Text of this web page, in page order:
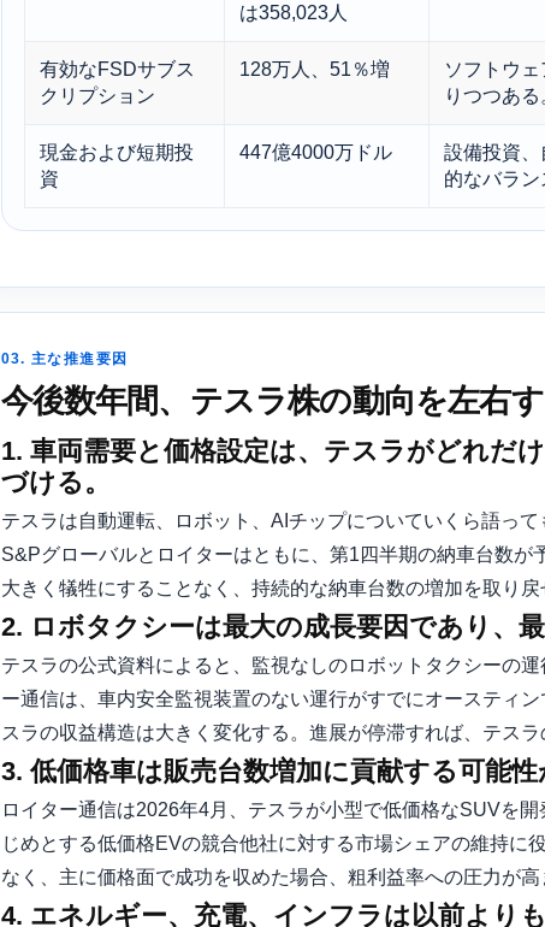
は358,023人
有効なFSDサブス
クリプション
128万人、51％増
ソフトウ
りつつある
現金および短期投
資
447億4000万ドル
設備投資
的なバラン
03. 主な推進要因
今後数年間、テスラ株の動向を左右
1. 車両需要と価格設定は、テスラがどれだ
づける。
テスラは自動運転、ロボット、AIチップについていくら語っ
S&Pグローバルとロイターはともに、第1四半期の納車台数
大きく犠牲にすることなく、持続的な納車台数の増加を取り
2. ロボタクシーは最大の成長要因であり、
テスラの公式資料によると、監視なしのロボットタクシーの
ー通信は、車内安全監視装置のない運行がすでにオースティ
スラの収益構造は大きく変化する。進展が停滞すれば、テス
3. 低価格車は販売台数増加に貢献する可能
ロイター通信は2026年4月、テスラが小型で低価格なSUVを
じめとする低価格EVの競合他社に対する市場シェアの維持
なく、主に価格面で成功を収めた場合、粗利益率への圧力が高
4. エネルギー、充電、インフラは以前より